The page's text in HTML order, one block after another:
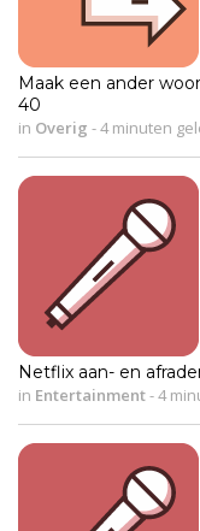
Maak een ander
40
in Overig -4 minuten
Netflix aan- en
in Entertainment-4